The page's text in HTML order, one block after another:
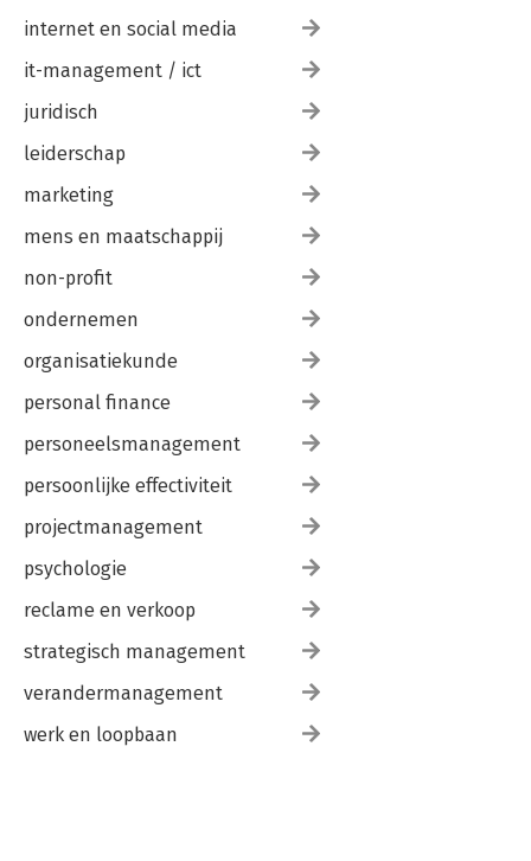
internet en social media
it-management / ict
juridisch
leiderschap
marketing
mens en maatschappij
non-profit
ondernemen
organisatiekunde
personal finance
personeelsmanagement
persoonlijke effectiviteit
projectmanagement
psychologie
reclame en verkoop
strategisch management
verandermanagement
werk en loopbaan